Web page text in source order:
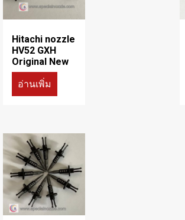
Hitachi nozzle
HV52 GXH
Original New
อ่านเพิ่ม